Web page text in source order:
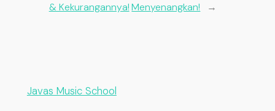
& Kekurangannya! Menyenangkan!
→
Javas Music School